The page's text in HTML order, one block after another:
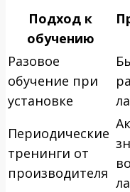
Подход к
обучению
Разовое
обучение при
установке
Периодические
тренинги от
производителя